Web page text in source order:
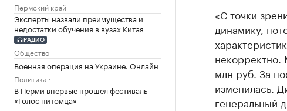
Пермский край
Эксперты назвали преимущества и
недостатки обучения в вузах Китая
РАДИО
Общество
Военная операция на Украине. Онлайн
Политика
В Перми впервые прошел фестиваль
«Голос питомца»
«С точки
динамику,
некорректно.
млн руб. За
изменилась.
генеральный